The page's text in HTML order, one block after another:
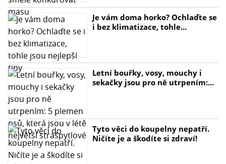
Je vám doma horko? Ochlaďte se
i bez klimatizace, tohle...
Letní bouřky, vosy, mouchy i
sekačky jsou pro ně utrpením:...
Tyto věci do koupelny nepatří.
Ničíte je a škodíte si zdraví!